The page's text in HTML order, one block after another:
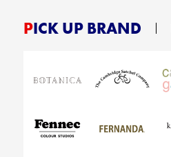
PICK UP BRAND